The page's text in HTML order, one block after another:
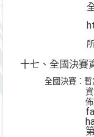
十七、全國決賽
全國決賽： 暫